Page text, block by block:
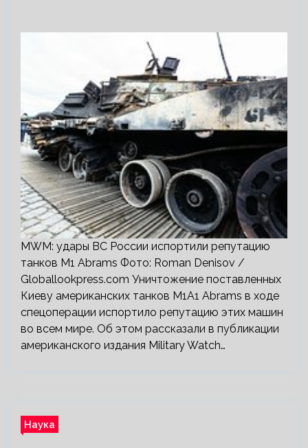
MWM: удары ВС России испортили репутацию
танков M1 Abrams Фото: Roman Denisov /
Globallookpress.com Уничтожение поставленных
Киеву американских танков M1A1 Abrams в ходе
спецоперации испортило репутацию этих машин
во всем мире. Об этом рассказали в публикации
американского издания Military Watch…
Наука